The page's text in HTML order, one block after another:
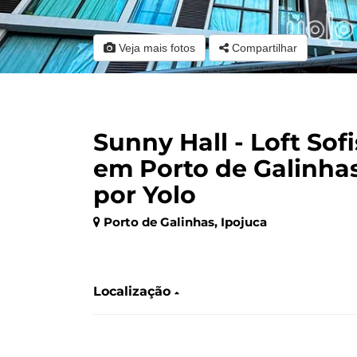
Veja mais fotos Compartilhar
Sunny Hall - Loft
em Porto de
por Yolo
Porto de Galinhas, Ipojuca
Localização